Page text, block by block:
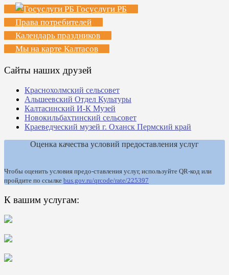
Госуслуги РБ
Права потребителей
Календарь праздников
Мы на карте Калтасов
Сайты наших друзей
Краснохолмский сельсовет
Альшеевский Отдел Культуры
Калтасинский И-К Музей
Новокильбахтинский сельсовет
Краеведческий музей г. Оханск Пермский край
Оценка качества условий предоставления услуг
Чтобы оценить условия предо-ставления услуг, используйте QR-код или
пройдите по ссылке bus.gov.ru/qrcode/rate/225397
К вашим услугам: